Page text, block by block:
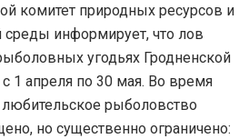
комитет природных ресурсов и
информирует, что лов
угодьях Гродненской
1 апреля по 30 мая. Во время
любительское рыболовство
но существенно ограничено: